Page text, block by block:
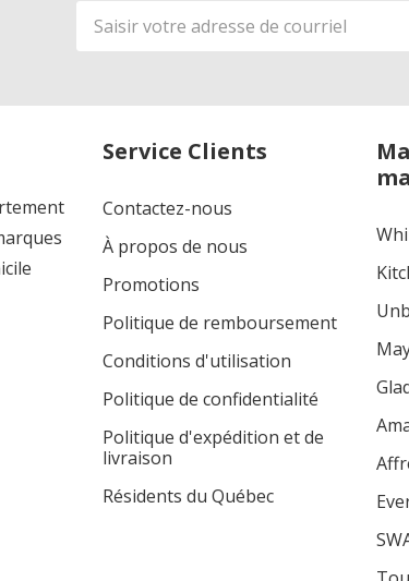
Adresse
de
Service Clients
Contactez-nous
À propos de nous
Promotions
Politique de remboursement
Conditions d'utilisation
Politique de confidentialité
Politique d'expédition et de
livraison
Résidents du Québec